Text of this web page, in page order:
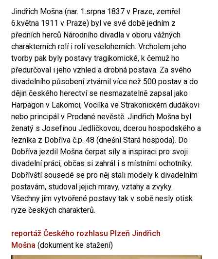
Jindřich Mošna (nar. 1.srpna 1837 v Praze, zemřel
6.května 1911 v Praze) byl ve své době jedním z
předních herců Národního divadla v oboru vážných
charakterních rolí i rolí veseloherních. Vrcholem jeho
tvorby pak byly postavy tragikomické, k čemuž ho
předurčoval i jeho vzhled a drobná postava. Za svého
divadelního působení ztvárnil více než 500 postav a do
dějin českého herectví se nesmazatelně zapsal jako
Harpagon v Lakomci, Vocílka ve Strakonickém dudákovi
nebo principál v Prodané nevěstě. Jindřich Mošna byl
ženatý s Josefínou Jedličkovou, dcerou hospodského a
řezníka z Dobříva č.p. 48 (dnešní Stará hospoda). Do
Dobříva jezdil Mošna čerpat síly a inspiraci pro svoji
divadelní práci, občas si zahrál i s místními ochotníky.
Dobřívští sousedé se pro něj stali modely k divadelním
postavám, studoval jejich mravy, vztahy a zvyky.
Všechny jím vytvořené postavy tak v sobě nesly otisk
ryze českých charakterů.
reportáž Českého rozhlasu Plzeň Jindřich
Mošna (dokument ke stažení)